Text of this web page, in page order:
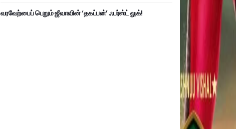
வரவேற்பைப் பெறும் ஜீவாவின் ‘தகப்பன்’ ஃபர்ஸ்ட் லுக்!